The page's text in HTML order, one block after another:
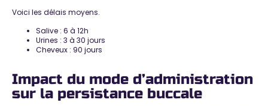
Voici les délais moyens.
Salive : 6 à 12h
Urines : 3 à 30 jours
Cheveux : 90 jours
Impact du mode d’administration
sur la persistance buccale